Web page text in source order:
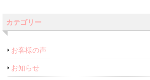
カテゴリー
お客様の声
お知らせ